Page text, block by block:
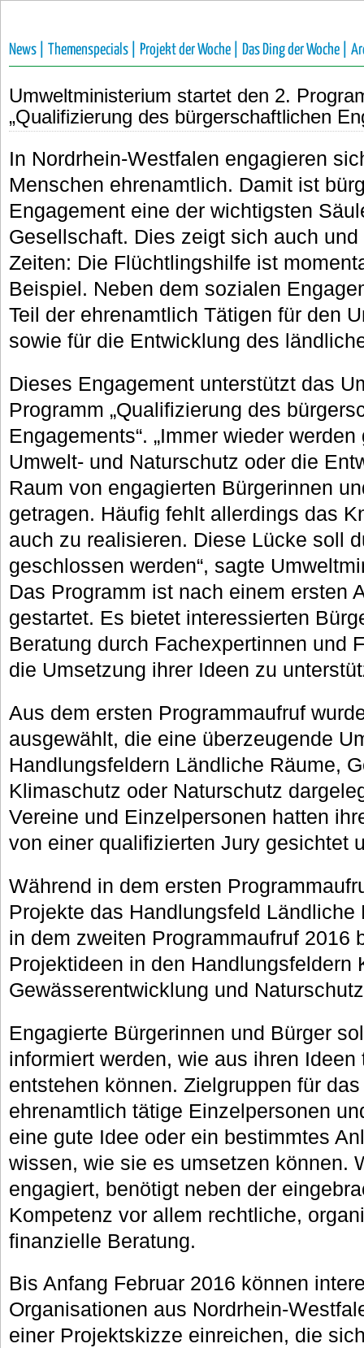
News | Themenspecials | Projekt der Woche | Das Ding der Woche |
Umweltministerium startet den 2.
„Qualifizierung des bürgerschaftlichen
In Nordrhein-Westfalen engagieren
Menschen ehrenamtlich. Damit ist
Engagement eine der wichtigsten
Gesellschaft. Dies zeigt sich auch
Zeiten: Die Flüchtlingshilfe ist
Beispiel. Neben dem sozialen
Teil der ehrenamtlich Tätigen für den
sowie für die Entwicklung des
Dieses Engagement unterstützt das
Programm „Qualifizierung des
Engagements“. „Immer wieder
Umwelt- und Naturschutz oder die
Raum von engagierten Bürgerinnen
getragen. Häufig fehlt allerdings das
auch zu realisieren. Diese Lücke soll
geschlossen werden“, sagte
Das Programm ist nach einem ersten
gestartet. Es bietet interessierten
Beratung durch Fachexpertinnen und
die Umsetzung ihrer Ideen zu
Aus dem ersten Programmaufruf
ausgewählt, die eine überzeugende
Handlungsfeldern Ländliche Räume,
Klimaschutz oder Naturschutz
Vereine und Einzelpersonen hatten
von einer qualifizierten Jury gesichtet
Während in dem ersten
Projekte das Handlungsfeld
in dem zweiten Programmaufruf 2016
Projektideen in den Handlungsfeldern
Gewässerentwicklung und
Engagierte Bürgerinnen und Bürger
informiert werden, wie aus ihren
entstehen können. Zielgruppen für
ehrenamtlich tätige Einzelpersonen
eine gute Idee oder ein bestimmtes
wissen, wie sie es umsetzen können.
engagiert, benötigt neben der
Kompetenz vor allem rechtliche,
finanzielle Beratung.
Bis Anfang Februar 2016 können
Organisationen aus Nordrhein-
einer Projektskizze einreichen, die